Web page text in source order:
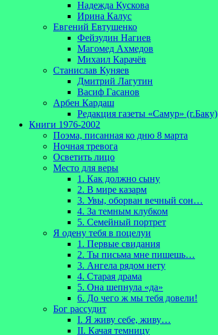
Надежда Кускова
Ирина Калус
Евгений Евтушенко
Фейзудин Нагиев
Магомед Ахмедов
Михаил Карачёв
Станислав Куняев
Дмитрий Лагутин
Васиф Гасанов
Арбен Кардаш
Редакция газеты «Самур» (г.Баку)
Книги 1976-2002
Поэма, писанная ко дню 8 марта
Ночная тревога
Осветить лицо
Место для веры
1. Как должно сыну
2. В мире казарм
3. Увы, оборван вечный сон…
4. За темным клубком
5. Семейный портрет
Я одену тебя в поцелуи
1. Первые свидания
2. Ты письма мне пишешь…
3. Ангела рядом нету
4. Старая драма
5. Она шепнула «да»
6. До чего ж мы тебя довели!
Бог рассудит
I. Я живу себе, живу…
II. Качая темницу